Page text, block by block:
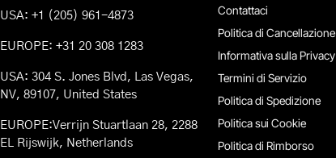
USA: +1 (205) 961-4873
EUROPE: +31 20 308 1283
USA: 304 S. Jones Blvd, Las Vegas,
NV, 89107, United States
EUROPE:Verrijn Stuartlaan 28, 2288
EL Rijswijk, Netherlands
Contattaci
Politica di Cancellazione
Informativa sulla Privacy
Termini di Servizio
Politica di Spedizione
Politica sui Cookie
Politica di Rimborso